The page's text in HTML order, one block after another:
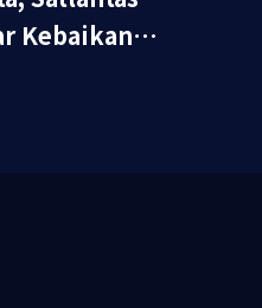
Kebaikan